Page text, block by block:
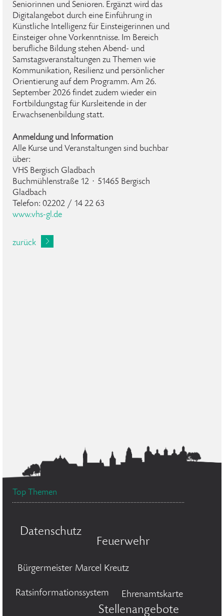
Seniorinnen und Senioren. Ergänzt wird das
Digitalangebot durch eine Einführung in
Künstliche Intelligenz für Einsteigerinnen und
Einsteiger ohne Vorkenntnisse. Im Bereich
berufliche Bildung stehen Abend- und
Samstagsveranstaltungen zu Themen wie
Kommunikation, Resilienz und persönlicher
Orientierung auf dem Programm. Am 26.
September 2026 findet zudem wieder ein
Fortbildungstag für Kursleitende in der
Erwachsenenbildung statt.
Anmeldung und Information
Alle Kurse und Veranstaltungen sind buchbar
über:
VHS Bergisch Gladbach
Buchmühlenstraße 12 · 51465 Bergisch
Gladbach
Telefon: 02202 / 14 22 63
www.vhs-gl.de
zurück
Top Themen
Datenschutz
Feuerwehr
Bürgermeister Marcel Kreutz
Ratsinformationssystem Ehrenamtskarte
Stellenangebote